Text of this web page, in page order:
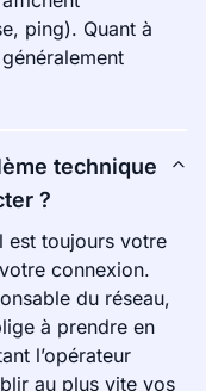
ping). Quant à
technique
?
est toujours votre
connexion.
du réseau,
à prendre en
l’opérateur
au plus vite vos